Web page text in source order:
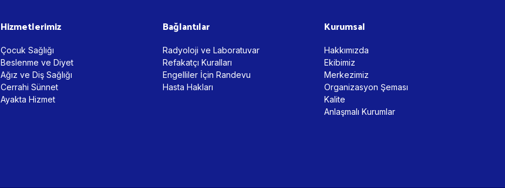
Hizmetlerimiz
Çocuk Sağlığı
Beslenme ve Diyet
Ağız ve Diş Sağlığı
Cerrahi Sünnet
Ayakta Hizmet
Bağlantılar
Radyoloji ve Laboratuvar
Refakatçı Kuralları
Engelliler İçin Randevu
Hasta Hakları
Kurumsal
Hakkımızda
Ekibimiz
Merkezimiz
Organizasyon Şeması
Kalite
Anlaşmalı Kurumlar